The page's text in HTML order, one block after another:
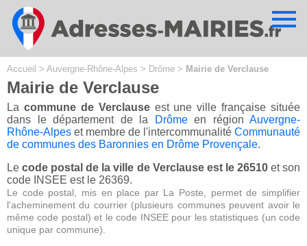
Accueil > Auvergne-Rhône-Alpes > Drôme > Mairie de Verclause
Mairie de Verclause
La commune de Verclauseest une ville française située
dans le département de la
Drômeen région Auvergne-
Rhône-Alpes et membre de l'intercommunalité Communauté
de communes des Baronnies en Drôme Provençale.
Lecode postal de la ville de Verclause est le 26510et son
code INSEE est le 26369.
Le code postal, mis en place par La Poste, permet de simplifier
l'acheminement du courrier (plusieurs communes peuvent avoir le
même code postal) et le code INSEE pour les statistiques (un code
unique par commune).
Cookies management panel